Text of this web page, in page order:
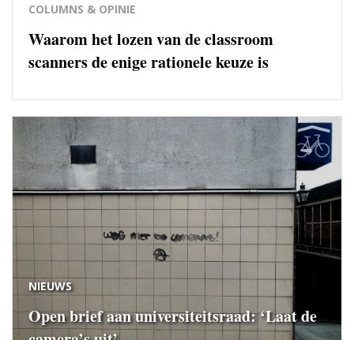
COLUMNS & OPINIE
Waarom het lozen van de classroom
scanners de enige rationele keuze is
NIEUWS
Open brief aan universiteitsraad: ‘Laat de